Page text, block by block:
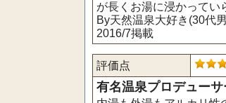
が長くお湯に浸かってい
By天然温泉大好き(30代
2016/7掲載
評価点
有名温泉プロデュー